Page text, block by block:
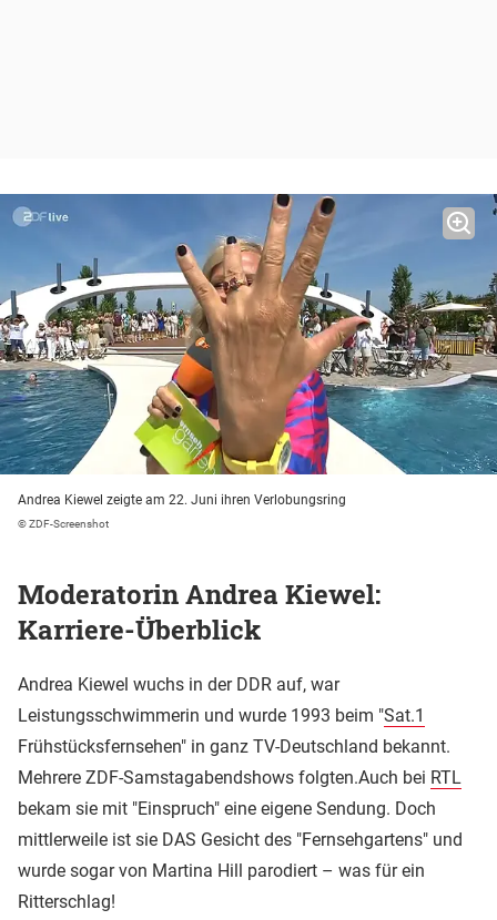
Andrea Kiewel zeigte am 22. Juni ihren Verlobungsring
© ZDF-Screenshot
Moderatorin Andrea Kiewel:
Karriere-Überblick
Andrea Kiewel wuchs in der DDR auf, war
Leistungsschwimmerin und wurde 1993 beim "Sat.1
Frühstücksfernsehen" in ganz TV-Deutschland bekannt.
Mehrere ZDF-Samstagabendshows folgten.Auch bei RTL
bekam sie mit "Einspruch" eine eigene Sendung. Doch
mittlerweile ist sie DAS Gesicht des "Fernsehgartens" und
wurde sogar von Martina Hill parodiert – was für ein
Ritterschlag!